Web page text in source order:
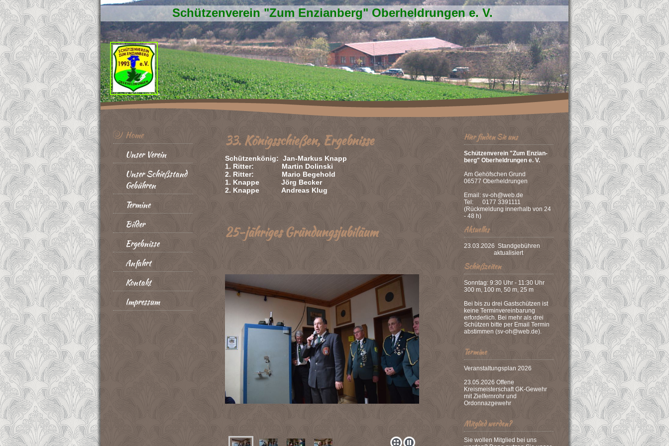
Schützenverein "Zum Enzianberg" Oberheldrungen e. V.
Home
Unser Verein
Unser Schießstand
Gebühren
Termine
Bilder
Ergebnisse
Anfahrt
Kontakt
Impressum
33. Königsschießen, Ergebnisse
Schützenkönig: Jan-Markus Knapp
1. Ritter: Martin Dolinski
2. Ritter: Mario Begehold
1. Knappe Jörg Becker
2. Knappe Andreas Klug
25-jähriges Gründungsjubiläum
Hier finden Sie uns
Schützenverein "Zum Enzian-
berg" Oberheldrungen e. V.
Am Gehöfschen Grund
06577 Oberheldrungen
Email: sv-oh@web.de
Tel: 0177 3391111
(Rückmeldung innerhalb von 24
- 48 h)
Aktuelles
23.03.2026 Standgebühren
aktualisiert
Schießzeiten
Sonntag: 9:30 Uhr - 11:30 Uhr
300 m, 100 m, 50 m, 25 m
Bei bis zu drei Gastschützen ist
keine Terminvereinbarung
erforderlich. Bei mehr als drei
Schützen bitte per Email Termin
abstimmen (sv-oh@web.de).
Termine
Veranstaltungsplan 2026
23.05.2026 Offene
Kreismeisterschaft GK-Gewehr
mit Zielfernrohr und
Ordonnazgewehr
Mitglied werden?
Sie wollen Mitglied bei uns